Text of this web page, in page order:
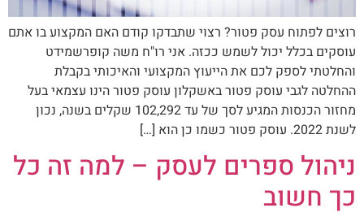
רוצים לפתוח עסק פטור? רצוי שתבדקו קודם האם המקצוע בו אתם
עוסקים בכלל יכול לשמש ככזה. אני רו"ח משה קופרשמידט
והחלטתי לספק לכם את הייעוץ המקצועי והאיכותי בקבלת
ההחלטה לגבי עוסק פטור באשקלון עוסק פטור הינו עצמאי בעל
מחזור הכנסות המגיע לסך של עד 102,292 שקלים בשנה, נכון
לשנת 2022. עוסק פטור כשמו כן הוא […]
ניהול ספרים לעסק – למה זה כל
כך חשוב